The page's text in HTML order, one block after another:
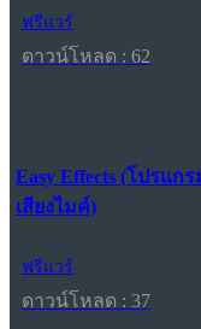
ฟรีแวร์
ดาวน์โหลด : 62
Easy Effects (โปรแก
เสียงไมค์)
ฟรีแวร์
ดาวน์โหลด : 37